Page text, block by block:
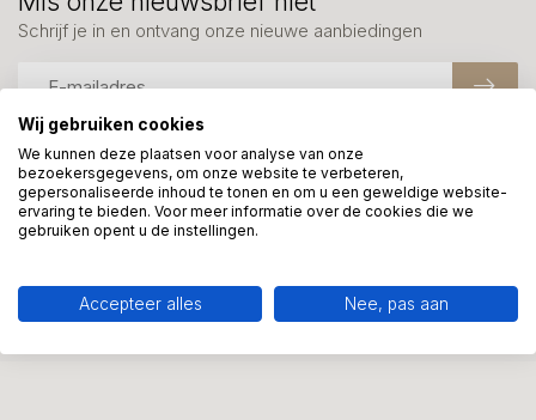
Meer informatie?
We helpen graag met uw keuze of geven advies, bel of app
ons 7 dagen per week: 06-23643267
Klantenservice
Schrijf je in en ontvang onze nieuwe aanbiedingen
Wij gebruiken cookies
We kunnen deze plaatsen voor analyse van onze
bezoekersgegevens, om onze website te verbeteren,
gepersonaliseerde inhoud te tonen en om u een geweldige website-
ervaring te bieden. Voor meer informatie over de cookies die we
gebruiken opent u de instellingen.
Accepteer alles Nee, pas aan